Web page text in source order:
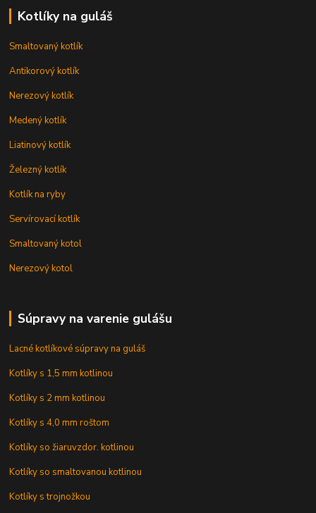
Kotlíky na guláš
Smaltovaný kotlík
Antikorový kotlík
Nerezový kotlík
Medený kotlík
Liatinový kotlík
Železný kotlík
Kotlík na ryby
Servírovací kotlík
Smaltovaný kotol
Nerezový kotol
Súpravy na varenie gulášu
Lacné kotlíkové súpravy na guláš
Kotlíky s 1,5 mm kotlinou
Kotlíky s 2 mm kotlinou
Kotlíky s 4,0 mm roštom
Kotlíky so žiaruvzdor. kotlinou
Kotlíky so smaltovanou kotlinou
Kotlíky s trojnožkou